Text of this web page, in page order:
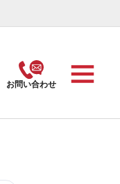
お問い合わせ